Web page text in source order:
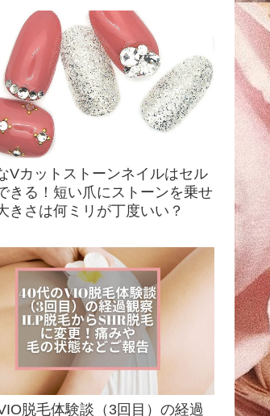
Vカットストーンネイルはセル
きる！短い爪にストーンを乗せ
きさは何ミリが丁度いい？
脱毛体験談（3回目）の経過